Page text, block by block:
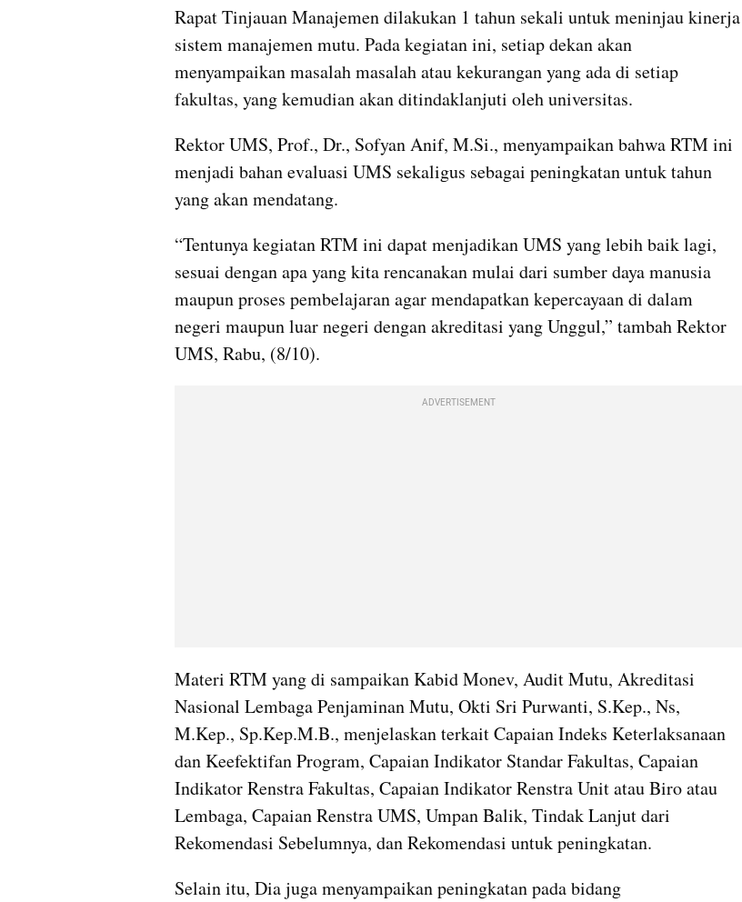
Rapat Tinjauan Manajemen dilakukan 1 tahun sekali untuk meninjau kinerja
sistem manajemen mutu. Pada kegiatan ini, setiap dekan akan
menyampaikan masalah masalah atau kekurangan yang ada di setiap
fakultas, yang kemudian akan ditindaklanjuti oleh universitas.
Rektor UMS, Prof., Dr., Sofyan Anif, M.Si., menyampaikan bahwa RTM ini
menjadi bahan evaluasi UMS sekaligus sebagai peningkatan untuk tahun
yang akan mendatang.
“Tentunya kegiatan RTM ini dapat menjadikan UMS yang lebih baik lagi,
sesuai dengan apa yang kita rencanakan mulai dari sumber daya manusia
maupun proses pembelajaran agar mendapatkan kepercayaan di dalam
negeri maupun luar negeri dengan akreditasi yang Unggul,” tambah Rektor
UMS, Rabu, (8/10).
ADVERTISEMENT
Materi RTM yang di sampaikan Kabid Monev, Audit Mutu, Akreditasi
Nasional Lembaga Penjaminan Mutu, Okti Sri Purwanti, S.Kep., Ns,
M.Kep., Sp.Kep.M.B., menjelaskan terkait Capaian Indeks Keterlaksanaan
dan Keefektifan Program, Capaian Indikator Standar Fakultas, Capaian
Indikator Renstra Fakultas, Capaian Indikator Renstra Unit atau Biro atau
Lembaga, Capaian Renstra UMS, Umpan Balik, Tindak Lanjut dari
Rekomendasi Sebelumnya, dan Rekomendasi untuk peningkatan.
Selain itu, Dia juga menyampaikan peningkatan pada bidang